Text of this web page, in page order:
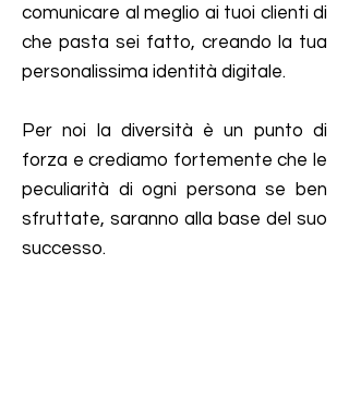
comunicare al meglio ai tuoi clienti di
che pasta sei fatto, creando la tua
personalissima identità digitale.
Per noi la diversità è un punto di
forza e crediamo fortemente che le
peculiarità di ogni persona se ben
sfruttate, saranno alla base del suo
successo.